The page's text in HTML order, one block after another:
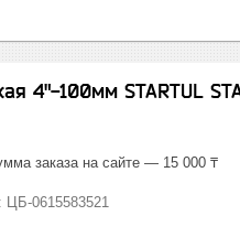
4"-100мм STARTUL
заказа на сайте — 15 000 ₸
ЦБ-0615583521